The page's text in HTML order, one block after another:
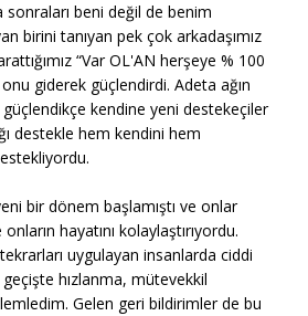
beni değil de benim
birini tanıyan pek çok arkadaşımız
“Var OL'AN herşeye % 100
onu giderek güçlendirdi. Adeta ağın
kendine yeni destekeçiler
destekle hem kendini hem
bir dönem başlamıştı ve onlar
hayatını kolaylaştırıyordu.
uygulayan insanlarda ciddi
hızlanma, mütevekkil
Gelen geri bildirimler de bu